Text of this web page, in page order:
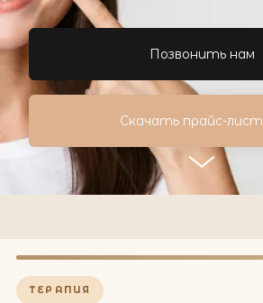
Позвонить нам
Скачать прайс-лист
ТЕРАПИЯ